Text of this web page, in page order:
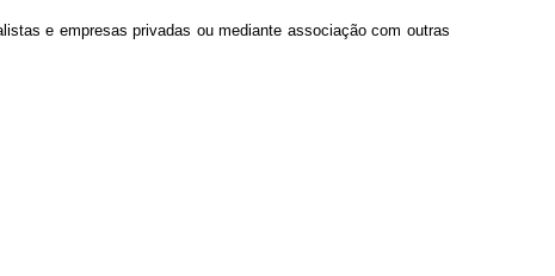
e empresas privadas ou mediante associação com outras